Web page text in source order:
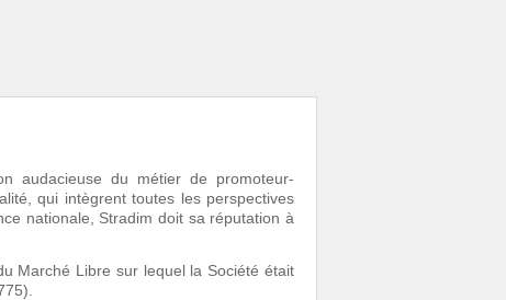
audacieuse du métier de promoteur-
qui intègrent toutes les perspectives
nationale, Stradim doit sa réputation à
Marché Libre sur lequel la Société était